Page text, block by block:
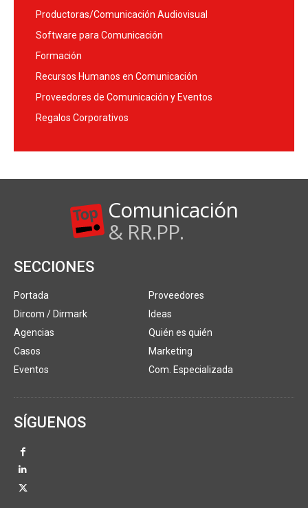
Productoras/Comunicación Audiovisual
Software para Comunicación
Formación
Recursos Humanos en Comunicación
Proveedores de Comunicación y Eventos
Regalos Corporativos
Comunicación
& RR.PP.
SECCIONES
Portada
Dircom / Dirmark
Agencias
Casos
Eventos
Proveedores
Ideas
Quién es quién
Marketing
Com. Especializada
SÍGUENOS